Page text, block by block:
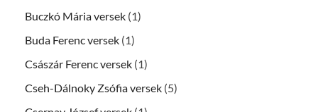
Buczkó Mária versek (1)
Buda Ferenc versek (1)
Császár Ferenc versek (1)
Cseh-Dálnoky Zsófia versek (5)